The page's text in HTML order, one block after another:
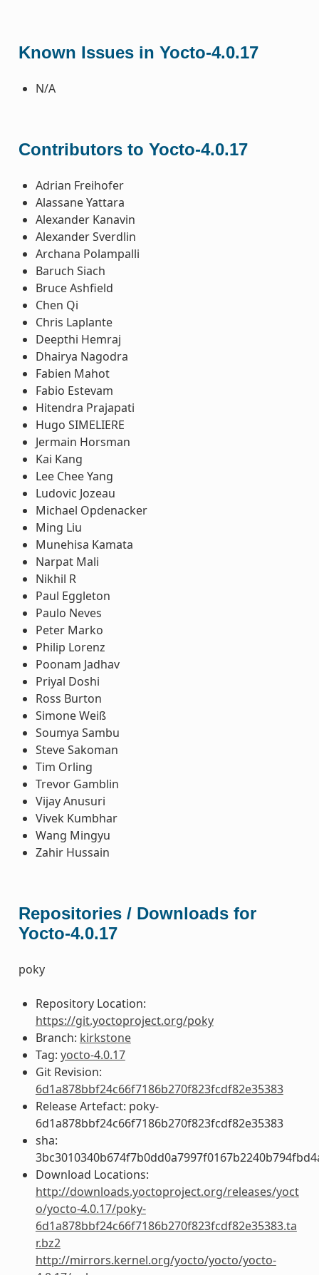
Known Issues in Yocto-4.0.17
N/A
Contributors to Yocto-4.0.17
Adrian Freihofer
Alassane Yattara
Alexander Kanavin
Alexander Sverdlin
Archana Polampalli
Baruch Siach
Bruce Ashfield
Chen Qi
Chris Laplante
Deepthi Hemraj
Dhairya Nagodra
Fabien Mahot
Fabio Estevam
Hitendra Prajapati
Hugo SIMELIERE
Jermain Horsman
Kai Kang
Lee Chee Yang
Ludovic Jozeau
Michael Opdenacker
Ming Liu
Munehisa Kamata
Narpat Mali
Nikhil R
Paul Eggleton
Paulo Neves
Peter Marko
Philip Lorenz
Poonam Jadhav
Priyal Doshi
Ross Burton
Simone Weiß
Soumya Sambu
Steve Sakoman
Tim Orling
Trevor Gamblin
Vijay Anusuri
Vivek Kumbhar
Wang Mingyu
Zahir Hussain
Repositories / Downloads for
Yocto-4.0.17
poky
Repository Location:
https://git.yoctoproject.org/poky
Branch: kirkstone
Tag: yocto-4.0.17
Git Revision:
6d1a878bbf24c66f7186b270f823fcdf82e35383
Release Artefact: poky-
6d1a878bbf24c66f7186b270f823fcdf82e35383
sha:
Download Locations:
http://downloads.yoctoproject.org/releases/yoct
o/yocto-4.0.17/poky-
6d1a878bbf24c66f7186b270f823fcdf82e35383.ta
r.bz2
http://mirrors.kernel.org/yocto/yocto/yocto-